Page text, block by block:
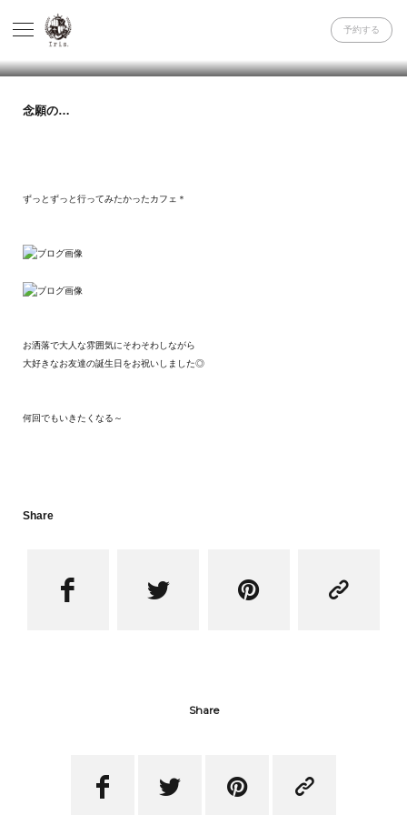
予約する
念願の…
ずっとずっと行ってみたかったカフェ＊
お洒落で大人な雰囲気にそわそわしながら
大好きなお友達の誕生日をお祝いしました◎
何回でもいきたくなる～
Share
   
Share
   